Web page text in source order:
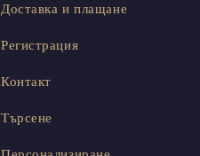
Доставка и плащане
Регистрация
Контакт
Търсене